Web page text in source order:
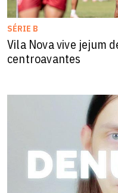
SÉRIE B
Vila Nova vive jejum
centroavantes